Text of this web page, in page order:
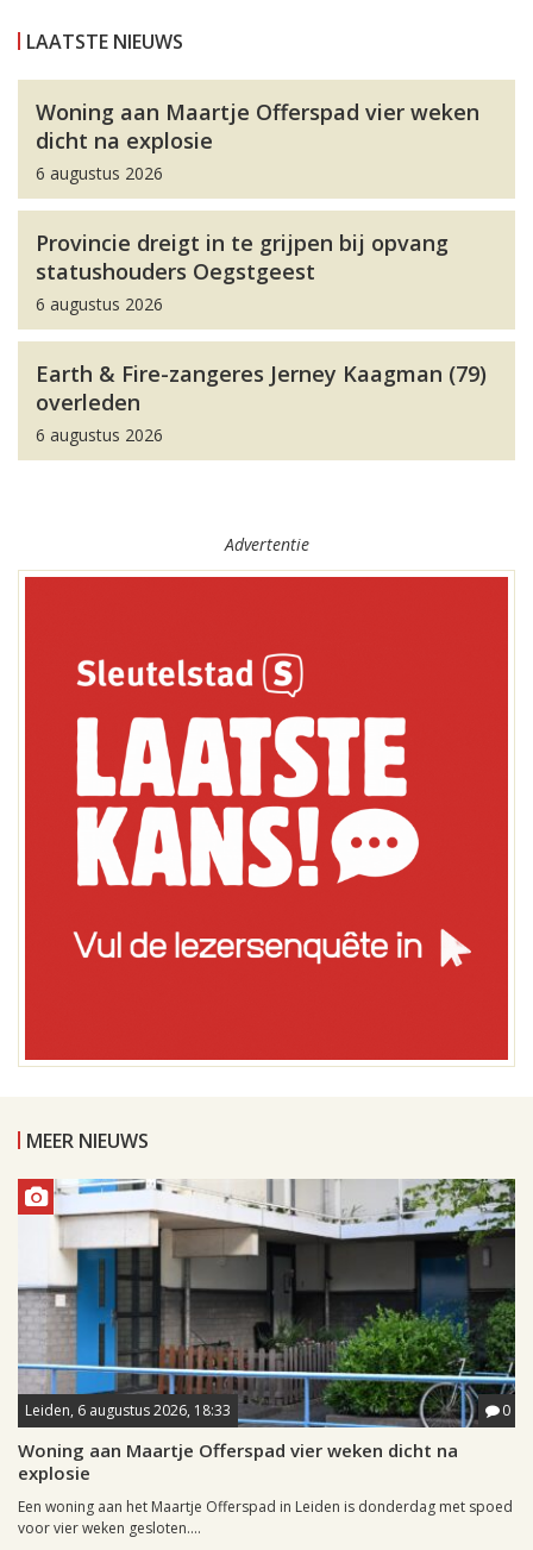
LAATSTE NIEUWS
Woning aan Maartje Offerspad vier weken
dicht na explosie
6 augustus 2026
Provincie dreigt in te grijpen bij opvang
statushouders Oegstgeest
6 augustus 2026
Earth & Fire-zangeres Jerney Kaagman (79)
overleden
6 augustus 2026
Advertentie
MEER NIEUWS
Leiden, 6 augustus 2026, 18:33 0
Woning aan Maartje Offerspad vier weken dicht na
explosie
Een woning aan het Maartje Offerspad in Leiden is donderdag met spoed
voor vier weken gesloten....